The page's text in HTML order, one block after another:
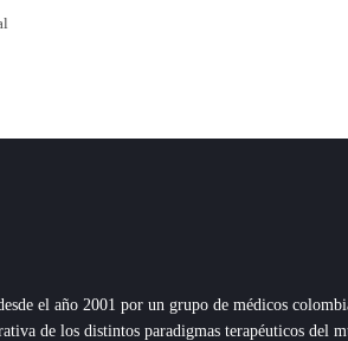
el año 2001 por un grupo de médicos
de los distintos paradigmas terapéuticos del